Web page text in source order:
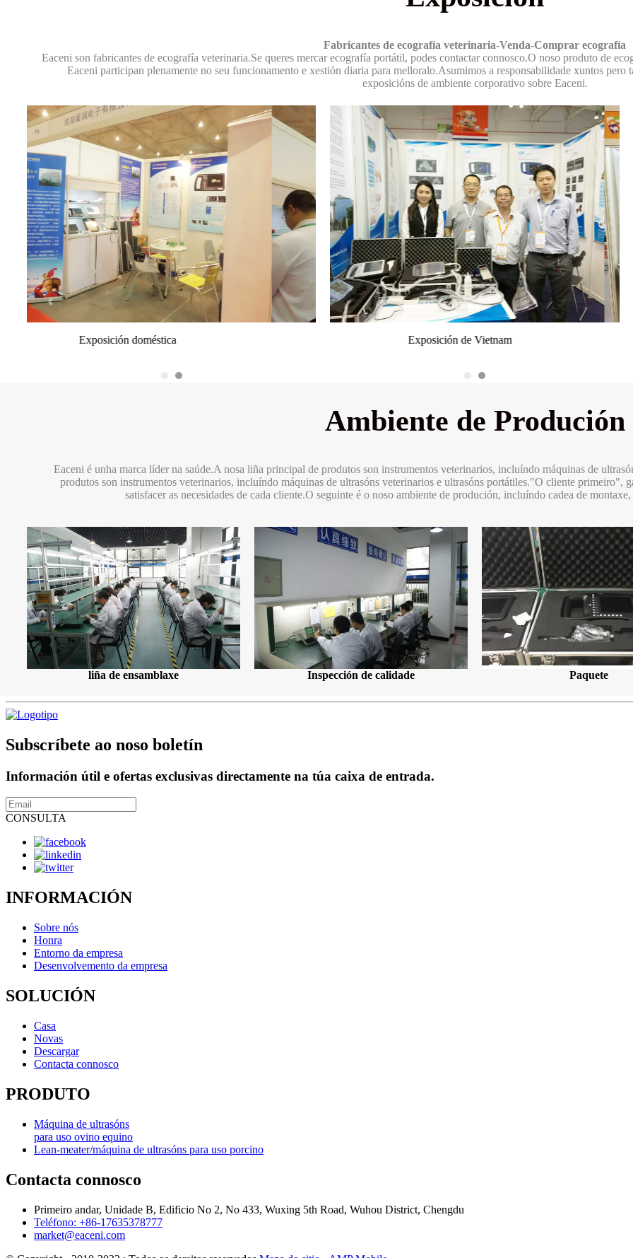
Fabricantes de ecografía veterinaria-Venda-Comprar ecografía
Eaceni son fabricantes de ecografía veterinaria.Se queres mercar ecografía portátil, podes contactar connosco.O noso produto de
Eaceni participan plenamente no seu funcionamento e xestión diaria para melloralo.Asumimos a responsabilidade xuntos pero
exposicións de ambiente corporativo sobre Eaceni.
Exposición doméstica Exposición doméstica
Exposición de Vietnam Exposición de Vietnam
Show de Dubai Show de Dubai
Ambiente de Produción
Eaceni é unha marca líder na saúde.A nosa liña principal de produtos son instrumentos veterinarios, incluíndo máquinas de
produtos son instrumentos veterinarios, incluíndo máquinas de ultrasóns veterinarios e ultrasóns portátiles."O cliente primeiro",
satisfacer as necesidades de cada cliente.O seguinte é o noso ambiente de produción, incluíndo cadea de
liña de ensamblaxe Inspección de calidade Paquete
Subscríbete ao noso boletín
Información útil e ofertas exclusivas directamente na túa caixa de entrada.
CONSULTA
INFORMACIÓN
Sobre nós
Honra
Entorno da empresa
Desenvolvemento da empresa
SOLUCIÓN
Casa
Novas
Descargar
Contacta connosco
PRODUTO
Máquina de ultrasóns
para uso ovino equino
Lean-meater/máquina de ultrasóns para uso porcino
Contacta connosco
Primeiro andar, Unidade B, Edificio No 2, No 433, Wuxing 5th Road, Wuhou District, Chengdu
Teléfono: +86-17635378777
market@eaceni.com